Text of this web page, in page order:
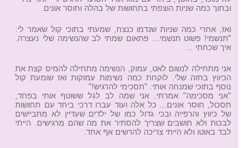
ובתוך כמה שניות הוצפתי בתחושות של בהלה וחוסר אונים.
ואז, אחרי כמה שניות שנדמו כנצח, שמעתי בתוכי קול שאמר לי:
"תנשמי! פשוט תנשמי... פתאום שמתי לב שהנשימה שלי נעצרה.
איך שכחתי ...
אני מתחילה לנשום לאט, עמוק, הנשימה מתחילה להמיס קצת את
הכיווץ בחזה שלי. לוקחת כמה נשימות עמוקות ואז שומעת קול
נוסף בתוכי שמנחה אותי: "תסכימי להרגיש!"
"אני מסכימה" אמרתי. אני שמה לב לגל ששוטף אותי בפחד,
תסכול, חוסר אונים... כל אלה ועוד עברו דרכי ביחד עם תחושות
של כיווץ והרפייה ובכי גדול כמו של ילדים שעדיין לא מתביישים
לבכות ולא חושבים שצריך להסתיר את מה שהם מרגישים. הייתי
לבד באוטו ולא הייתי צריכה להרשים אף אחד.